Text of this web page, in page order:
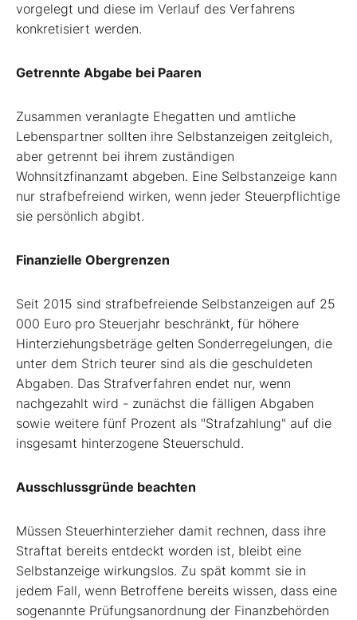
vorgelegt und diese im Verlauf des Verfahrens
konkretisiert werden.
Getrennte Abgabe bei Paaren
Zusammen veranlagte Ehegatten und amtliche
Lebenspartner sollten ihre Selbstanzeigen zeitgleich,
aber getrennt bei ihrem zuständigen
Wohnsitzfinanzamt abgeben. Eine Selbstanzeige kann
nur strafbefreiend wirken, wenn jeder Steuerpflichtige
sie persönlich abgibt.
Finanzielle Obergrenzen
Seit 2015 sind strafbefreiende Selbstanzeigen auf 25
000 Euro pro Steuerjahr beschränkt, für höhere
Hinterziehungsbeträge gelten Sonderregelungen, die
unter dem Strich teurer sind als die geschuldeten
Abgaben. Das Strafverfahren endet nur, wenn
nachgezahlt wird - zunächst die fälligen Abgaben
sowie weitere fünf Prozent als "Strafzahlung" auf die
insgesamt hinterzogene Steuerschuld.
Ausschlussgründe beachten
Müssen Steuerhinterzieher damit rechnen, dass ihre
Straftat bereits entdeckt worden ist, bleibt eine
Selbstanzeige wirkungslos. Zu spät kommt sie in
jedem Fall, wenn Betroffene bereits wissen, dass eine
sogenannte Prüfungsanordnung der Finanzbehörden